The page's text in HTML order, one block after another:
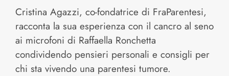
Cristina Agazzi, co-fondatrice di FraParentesi,
racconta la sua esperienza con il cancro al seno
ai microfoni di Raffaella Ronchetta
condividendo pensieri personali e consigli per
chi sta vivendo una parentesi tumore.